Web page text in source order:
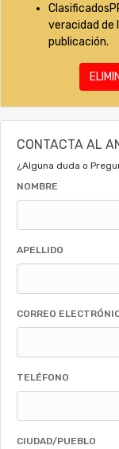
veracidad de
publicación.
CONTACTA AL
¿Alguna duda o
NOMBRE
APELLIDO
CORREO
TELÉFONO
CIUDAD/PUEBLO